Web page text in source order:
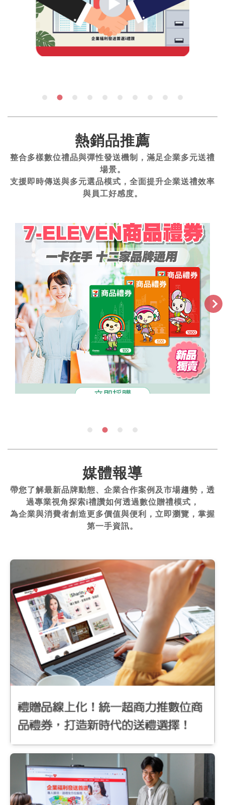
熱銷品推薦
整合多樣數位禮品與彈性發送機制，滿足企業多元送禮
場景。
支援即時傳送與多元選品模式，全面提升企業送禮效率
與員工好感度。
媒體報導
帶您了解最新品牌動態、企業合作案例及市場趨勢，透
過專業視角探索i禮讚如何透過數位贈禮模式，
為企業與消費者創造更多價值與便利，立即瀏覽，掌握
第一手資訊。